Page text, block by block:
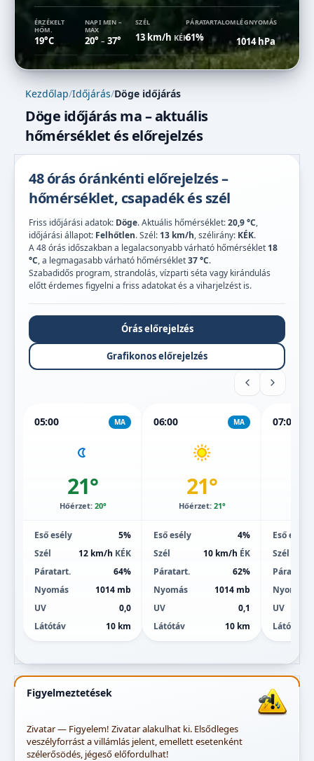
ÉRZÉKELT
HŐM.
19°C
NAPI MIN –
MAX
20° –37°
SZÉL
13 km/h KÉK
PÁRATARTALOM
61%
LÉGNYOMÁS
1014 hPa
Kezdőlap/Időjárás/Döge időjárás
Döge időjárás ma – aktuális
hőmérséklet és előrejelzés
48 órás óránkénti előrejelzés –
hőmérséklet, csapadék és szél
Friss időjárási adatok: Döge. Aktuális hőmérséklet:20,9 °C,
időjárási állapot: Felhőtlen. Szél: 13 km/h, szélirány: KÉK.
A 48 órás időszakban a legalacsonyabb várható hőmérséklet 18
°C, a legmagasabb várható hőmérséklet37 °C.
Szabadidős program, strandolás, vízparti séta vagy kirándulás
előtt érdemes figyelni a friss adatokat és a viharjelzést is.
Órás előrejelzés
Grafikonos előrejelzés
05:00 MA
21°
Hőérzet: 20°
Eső esély
5%
Szél
12 km/h KÉK
Páratart.
64%
Nyomás
1014 mb
UV
0,0
Látótáv
10 km
06:00 MA
21°
Hőérzet: 21°
Eső esély
4%
Szél
10 km/h ÉK
Páratart.
62%
Nyomás
1014 mb
UV
0,1
Látótáv
10 km
07:00
Eső esély
Szél
Páratart.
Nyomás
UV
Látótáv
Figyelmeztetések
Zivatar — Figyelem! Zivatar alakulhat ki. Elsődleges
veszélyforrást a villámlás jelent, emellett esetenként
szélerősödés, jégeső előfordulhat!